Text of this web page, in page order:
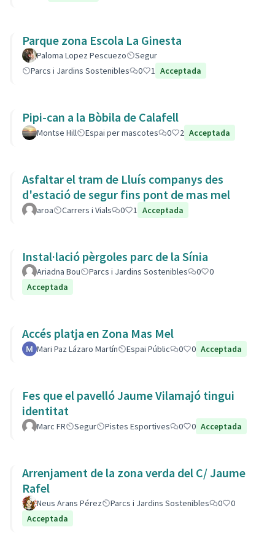
Parque zona Escola La Ginesta
Paloma Lopez Pescuezo
Segur
Parcs i Jardins Sostenibles
0 1 Acceptada
Pipi-can a la Bòbila de Calafell
Montse Hill Espai per mascotes 0 2 Acceptada
Asfaltar el tram de Lluís companys des
d'estació de segur fins pont de mas mel
aroa Carrers i Vials 0 1 Acceptada
Instal·lació pèrgoles parc de la Sínia
Ariadna Bou Parcs i Jardins Sostenibles 0
0
Acceptada
Accés platja en Zona Mas Mel
Mari Paz Lázaro Martín Espai Públic 0 0 Acceptada
Fes que el pavelló Jaume Vilamajó tingui
identitat
Marc FR Segur Pistes Esportives 0 0 Acceptada
Arrenjament de la zona verda del C/ Jaume
Rafel
Neus Arans Pérez Parcs i Jardins Sostenibles 0
0
Acceptada